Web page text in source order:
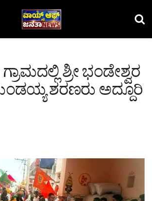
ಶ್ರೀ ಭಂಡೇಶ್ವರ
ಶರಣರು ಅದ್ದೂರಿ